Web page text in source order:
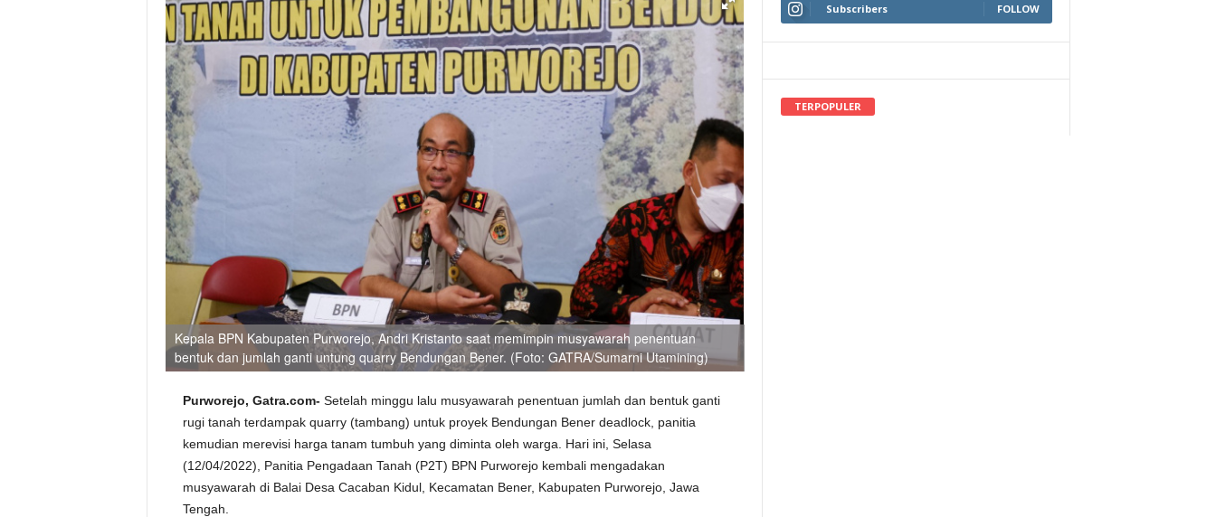
Kepala BPN Kabupaten Purworejo, Andri Kristanto saat memimpin musyawarah penentuan
bentuk dan jumlah ganti untung quarry Bendungan Bener. (Foto: GATRA/Sumarni Utamining)
Purworejo, Gatra.com-Setelah minggu lalu musyawarah penentuan jumlah dan bentuk ganti
rugi tanah terdampak quarry (tambang) untuk proyek Bendungan Bener deadlock, panitia
kemudian merevisi harga tanam tumbuh yang diminta oleh warga. Hari ini, Selasa
(12/04/2022), Panitia Pengadaan Tanah (P2T) BPN Purworejo kembali mengadakan
musyawarah di Balai Desa Cacaban Kidul, Kecamatan Bener, Kabupaten Purworejo, Jawa
Tengah.
Subscribers FOLLOW